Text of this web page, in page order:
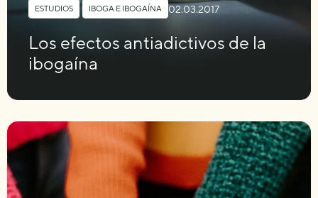
ESTUDIOS , IBOGA E IBOGAÍNA 02.03.2017
Los efectos antiadictivos de la
ibogaína